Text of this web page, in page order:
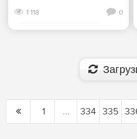
1 118 0
1 ... 334 335